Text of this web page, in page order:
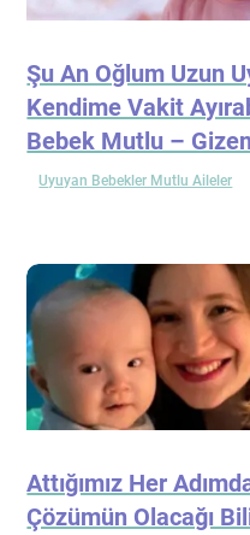
Şu An Oğlum Uzun
Kendime Vakit
Bebek Mutlu –
Uyuyan Bebekler Mutlu Aileler
Attığımız Her
Çözümün Olacağı